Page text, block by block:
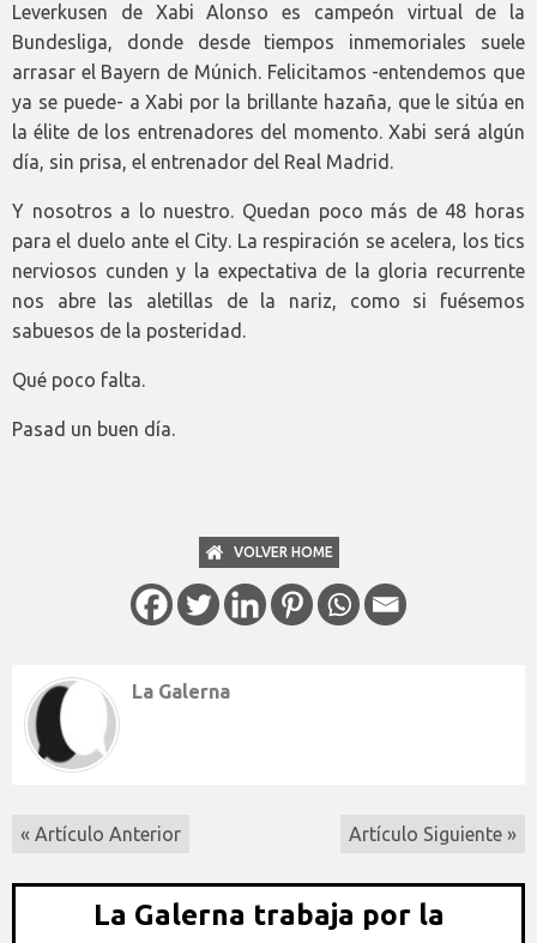
Leverkusen de Xabi Alonso es campeón virtual de la
Bundesliga, donde desde tiempos inmemoriales suele
arrasar el Bayern de Múnich. Felicitamos -entendemos que
ya se puede- a Xabi por la brillante hazaña, que le sitúa en
la élite de los entrenadores del momento. Xabi será algún
día, sin prisa, el entrenador del Real Madrid.
Y nosotros a lo nuestro. Quedan poco más de 48 horas
para el duelo ante el City. La respiración se acelera, los tics
nerviosos cunden y la expectativa de la gloria recurrente
nos abre las aletillas de la nariz, como si fuésemos
sabuesos de la posteridad.
Qué poco falta.
Pasad un buen día.
VOLVER HOME
La Galerna
« Artículo Anterior Artículo Siguiente »
La Galerna trabaja por la